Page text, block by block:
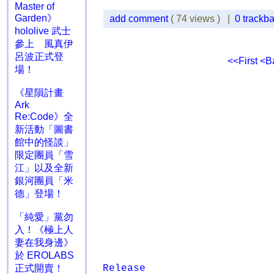
Master of
Garden》
hololive 武士
參上 風真伊
呂波正式登
場！
《星隕計畫
Ark
Re:Code》全
新活動「圖書
館中的怪談」
限定團員「雪
江」以及全新
銀河團員「米
德」登場！
「純愛」黨勿
入！《極上人
妻在我身邊》
於 EROLABS
正式開賣！
add comment ( 74 views ) | 0
<<First
Release